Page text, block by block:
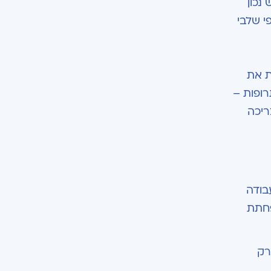
שלבי
את
–